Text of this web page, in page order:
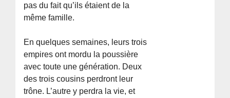
pas du fait qu’ils étaient de la
même famille.
En quelques semaines, leurs trois
empires ont mordu la poussière
avec toute une génération. Deux
des trois cousins perdront leur
trône. L’autre y perdra la vie, et